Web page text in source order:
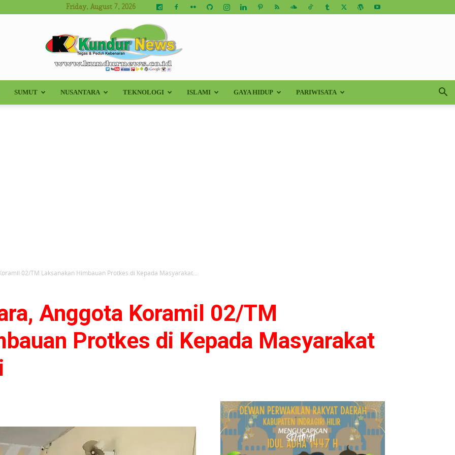
Friday, August 7, 2026
Kundur
SUMUT NUSANTARA TEKNOLOGI ISLAMI GAYA HIDUP PARIWISATA
02/TM Laksanakan Himbauan Protkes di Kepada Masyarakat...
Anggota Koramil 02/TM
Protkes di Kepada Masyarakat